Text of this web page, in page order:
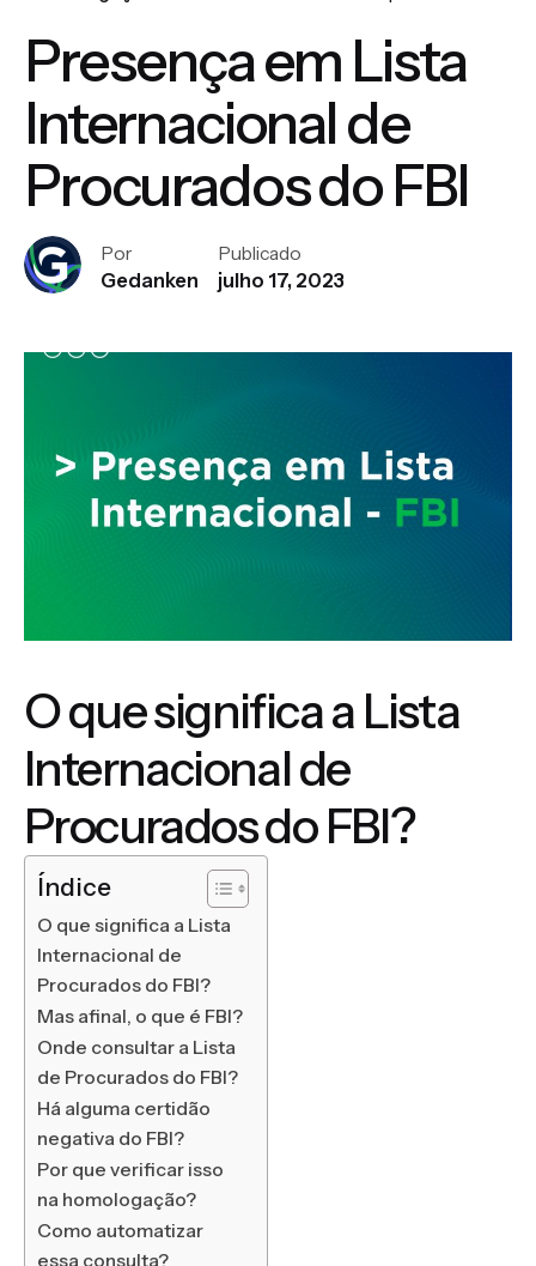
Presença em Lista
Internacional de
Procurados do FBI
Por
Gedanken
Publicado
julho 17, 2023
O que significa a Lista
Internacional de
Procurados do FBI?
Índice
O que significa a Lista
Internacional de
Procurados do FBI?
Mas afinal, o que é FBI?
Onde consultar a Lista
de Procurados do FBI?
Há alguma certidão
negativa do FBI?
Por que verificar isso
na homologação?
Como automatizar
essa consulta?